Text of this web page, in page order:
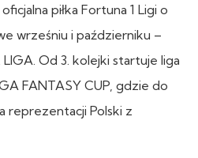
piłka Fortuna 1 Ligi o
wrześniu i październiku –
Od 3. kolejki startuje liga
FANTASY CUP, gdzie do
reprezentacji Polski z